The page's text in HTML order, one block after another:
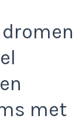
met